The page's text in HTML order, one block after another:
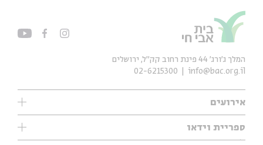
אירועים
אנגלית
ספריית וידאו
המלך ג'ורג' 44 פינת רחוב קק״ל, ירושלים
info@bac.org.il
02-6215300